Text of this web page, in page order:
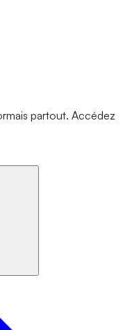
partout. Accédez